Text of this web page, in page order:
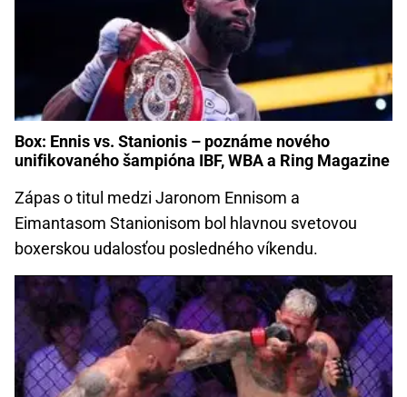
Box: Ennis vs. Stanionis – poznáme nového
unifikovaného šampióna IBF, WBA a Ring Magazine
Zápas o titul medzi Jaronom Ennisom a
Eimantasom Stanionisom bol hlavnou svetovou
boxerskou udalosťou posledného víkendu.